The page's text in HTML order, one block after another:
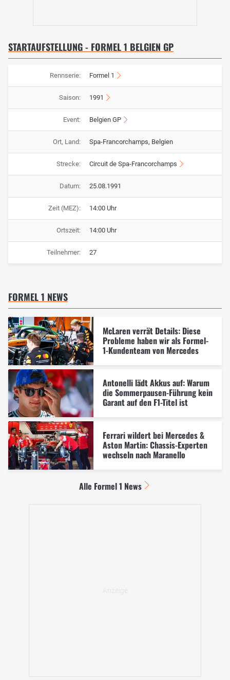
STARTAUFSTELLUNG - FORMEL 1 BELGIEN GP
Rennserie: Formel 1
Saison: 1991
Event: Belgien GP
Ort, Land: Spa-Francorchamps, Belgien
Strecke: Circuit de Spa-Francorchamps
Datum: 25.08.1991
Zeit (MEZ): 14:00 Uhr
Ortszeit: 14:00 Uhr
Teilnehmer: 27
FORMEL 1 NEWS
McLaren verrät Details: Diese
Probleme haben wir als Formel-
1-Kundenteam von Mercedes
Antonelli lädt Akkus auf: Warum
die Sommerpausen-Führung kein
Garant auf den F1-Titel ist
Ferrari wildert bei Mercedes &
Aston Martin: Chassis-Experten
wechseln nach Maranello
Alle Formel 1 News